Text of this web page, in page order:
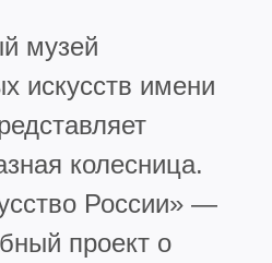
музей
искусств имени
колесница.
России» —
проект о